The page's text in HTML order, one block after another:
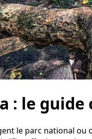
: le
le parc national